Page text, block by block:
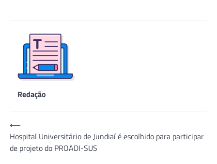
Redação
Navegação
de
Post
⟵
Hospital Universitário de Jundiaí é escolhido para participar
de projeto do PROADI-SUS